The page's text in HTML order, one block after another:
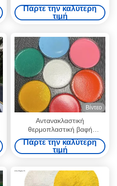
συνθήκες για σήμανση
οδικών οδών
Πάρτε την καλύτερη
τιμή
Βίντεο
Αντανακλαστική
θερμοπλαστική βαφή
σήμανσης οδικών γραμμών
για οδικές γραμμές
κυκλοφορίας
Πάρτε την καλύτερη
τιμή